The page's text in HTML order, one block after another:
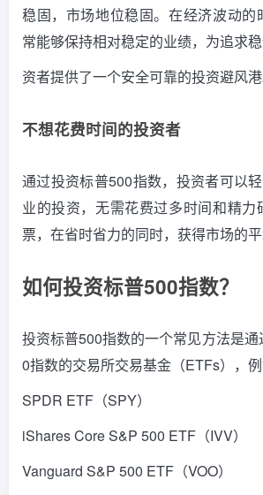
稳固，市场地位稳固。在经济波动的
常能够保持相对稳定的业绩，为追求
资者提供了一个安全可靠的投资避风港
不想花费时间的投资者
通过投资标普500指数，投资者可以
业的投资，无需花费过多时间和精力
票，在省时省力的同时，获得市场的平
如何投资标普500指数？
投资标普500指数的一个常见方法是
0指数的交易所交易基金（ETFs），例
SPDR ETF（SPY）
iShares Core S&P 500 ETF（IVV）
Vanguard S&P 500 ETF（VOO）